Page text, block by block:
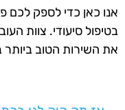
אנו כאן כדי לספק לכם
בטיפול סיעודי. צוות
את השירות הטוב ביותר